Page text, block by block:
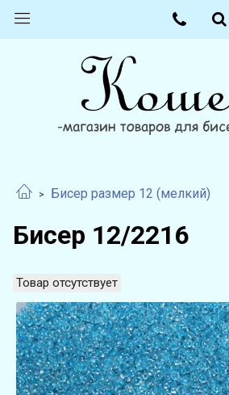
Бисер размер 12 (мелкий)
Бисер 12/2216
Товар отсутствует